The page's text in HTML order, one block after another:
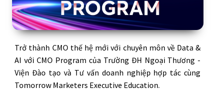
Trở thành CMO thế hệ mới với chuyên môn về Data &
AI với CMO Program của Trường ĐH Ngoại Thương -
Viện Đào tạo và Tư vấn doanh nghiệp hợp tác cùng
Tomorrow Marketers Executive Education.